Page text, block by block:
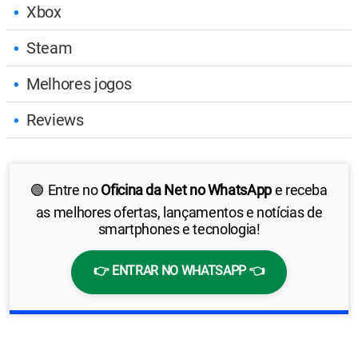
Xbox
Steam
Melhores jogos
Reviews
🟢 Entre noOficina da Net no WhatsAppe receba
as melhores ofertas, lançamentos e notícias de
smartphones e tecnologia!
👉 ENTRAR NO WHATSAPP 👈